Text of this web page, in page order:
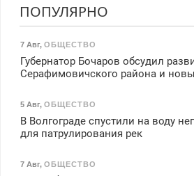
ПОПУЛЯРНО
7 Авг, ОБЩЕСТВО
Губернатор Бочаров обсудил
Серафимовичского района и
5 Авг, ОБЩЕСТВО
В Волгограде спустили на воду
для патрулирования рек
7 Авг, ОБЩЕСТВО